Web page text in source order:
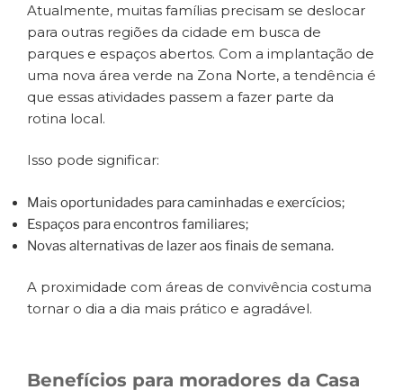
Atualmente, muitas famílias precisam se deslocar
para outras regiões da cidade em busca de
parques e espaços abertos. Com a implantação de
uma nova área verde na Zona Norte, a tendência é
que essas atividades passem a fazer parte da
rotina local.
Isso pode significar:
Mais oportunidades para caminhadas e exercícios;
Espaços para encontros familiares;
Novas alternativas de lazer aos finais de semana.
A proximidade com áreas de convivência costuma
tornar o dia a dia mais prático e agradável.
Benefícios para moradores da Casa